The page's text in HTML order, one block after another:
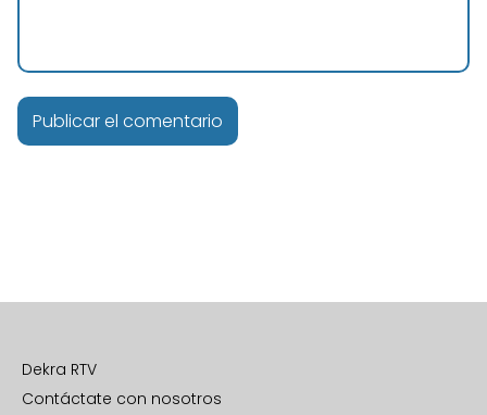
Dekra RTV
Contáctate con nosotros